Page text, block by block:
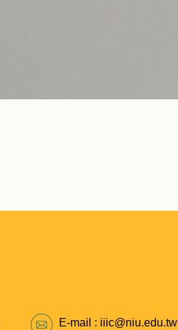
E-mail : iiic@niu.edu.tw